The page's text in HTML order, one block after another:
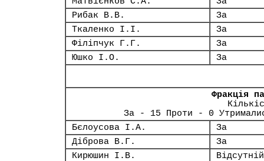
Рибак В.В.
За
Ткаленко І.І.
За
Філіпчук Г.Г.
За
Юшко І.О.
За
Фракція
За - 15 Проти - 0
Бєлоусова І.А.
За
Діброва В.Г.
За
Кирюшин І.В.
Відсутній